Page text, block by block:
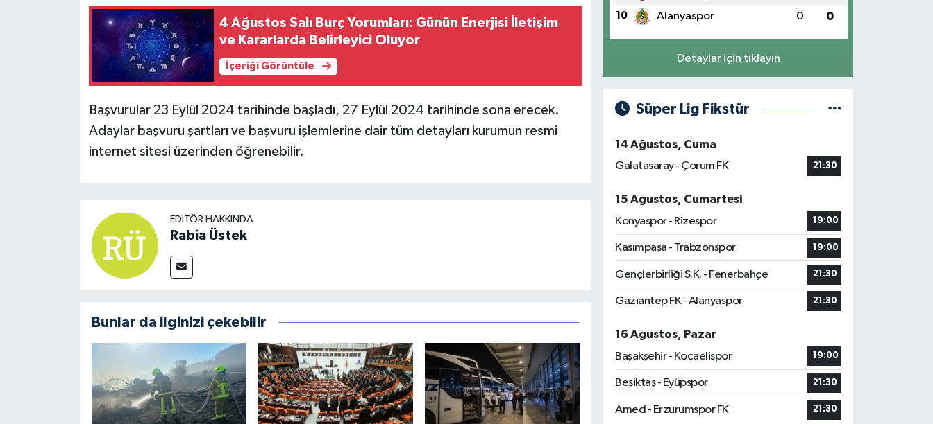
4 Ağustos Salı Burç Yorumları: Günün Enerjisi İletişim
ve Kararlarda Belirleyici Oluyor
İçeriği Görüntüle
Başvurular 23 Eylül 2024 tarihinde başladı, 27 Eylül 2024 tarihinde sona erecek.
Adaylar başvuru şartları ve başvuru işlemlerine dair tüm detayları kurumun resmi
internet sitesi üzerinden öğrenebilir.
EDITÖR HAKKINDA
Rabia Üstek
Bunlar da ilginizi çekebilir
10 Alanyaspor 0 0
Detaylar için tıklayın
Süper Lig Fikstür
14 Ağustos, Cuma
Galatasaray - Çorum FK
21:30
15 Ağustos, Cumartesi
Konyaspor - Rizespor
19:00
Kasımpaşa - Trabzonspor 19:00
Gençlerbirliği S.K. - Fenerbahçe 21:30
Gaziantep FK - Alanyaspor 21:30
16 Ağustos, Pazar
Başakşehir - Kocaelispor
19:00
Beşiktaş - Eyüpspor 21:30
Amed - Erzurumspor FK 21:30